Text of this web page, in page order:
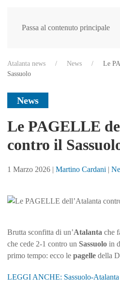
Passa al contenuto principale
Atalanta news News
Le
Sassuolo
News
Le PAGELLE
contro il
1 Marzo 2026 | Martino Cardani |
Brutta sconfitta di un’Atalanta che
che cede 2-1 contro un Sassuolo in
primo tempo: ecco le pagelle della
LEGGI ANCHE: Sassuolo-